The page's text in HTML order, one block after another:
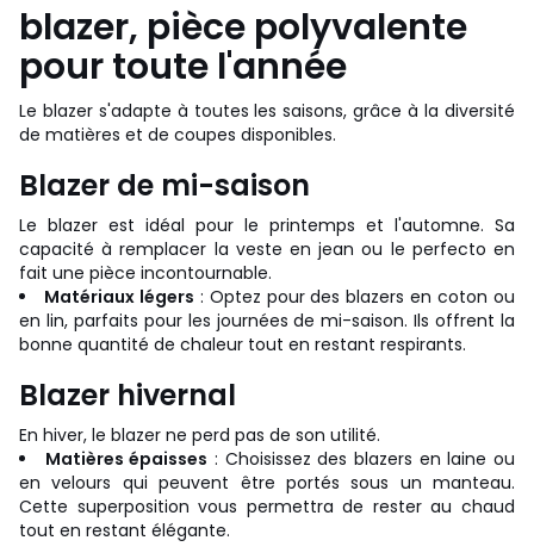
blazer, pièce polyvalente
pour toute l'année
Le blazer s'adapte à toutes les saisons, grâce à la diversité
de matières et de coupes disponibles.
Blazer de mi-saison
Le blazer est idéal pour le printemps et l'automne. Sa
capacité à remplacer la veste en jean ou le perfecto en
fait une pièce incontournable.
Matériaux légers : Optez pour des blazers en coton ou
en lin, parfaits pour les journées de mi-saison. Ils offrent la
bonne quantité de chaleur tout en restant respirants.
Blazer hivernal
En hiver, le blazer ne perd pas de son utilité.
Matières épaisses : Choisissez des blazers en laine ou
en velours qui peuvent être portés sous un manteau.
Cette superposition vous permettra de rester au chaud
tout en restant élégante.